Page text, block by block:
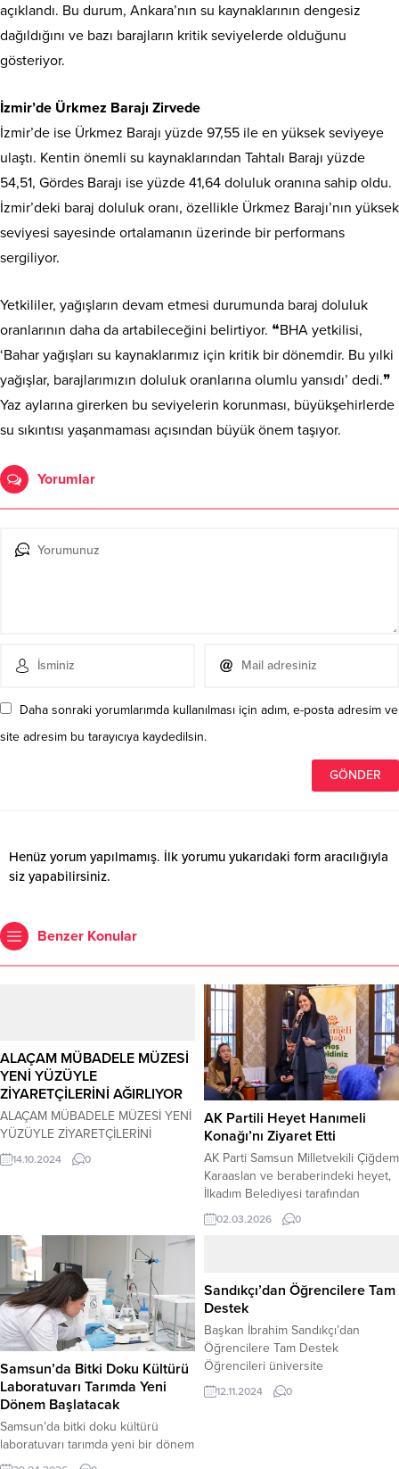
açıklandı. Bu durum, Ankara’nın su kaynaklarının dengesiz
dağıldığını ve bazı barajların kritik seviyelerde olduğunu
gösteriyor.
İzmir’de Ürkmez Barajı Zirvede
İzmir’de ise Ürkmez Barajı yüzde 97,55 ile en yüksek seviyeye
ulaştı. Kentin önemli su kaynaklarından Tahtalı Barajı yüzde
54,51, Gördes Barajı ise yüzde 41,64 doluluk oranına sahip oldu.
İzmir’deki baraj doluluk oranı, özellikle Ürkmez Barajı’nın yüksek
seviyesi sayesinde ortalamanın üzerinde bir performans
sergiliyor.
Yetkililer, yağışların devam etmesi durumunda baraj doluluk
oranlarının daha da artabileceğini belirtiyor. ❝BHA yetkilisi,
‘Bahar yağışları su kaynaklarımız için kritik bir dönemdir. Bu yılki
yağışlar, barajlarımızın doluluk oranlarına olumlu yansıdı’ dedi.❞
Yaz aylarına girerken bu seviyelerin korunması, büyükşehirlerde
su sıkıntısı yaşanmaması açısından büyük önem taşıyor.
Yorumlar
Daha sonraki yorumlarımda kullanılması için adım, e-posta adresim ve
site adresim bu tarayıcıya kaydedilsin.
Henüz yorum yapılmamış. İlk yorumu yukarıdaki form aracılığıyla
siz yapabilirsiniz.
Benzer Konular
ALAÇAM MÜBADELE MÜZESİ
YENİ YÜZÜYLE
ZİYARETÇİLERİNİ AĞIRLIYOR
ALAÇAM MÜBADELE MÜZESİ YENİ
YÜZÜYLE ZİYARETÇİLERİNİ
AĞIRLIYOR Türkiye’nin ilk tematik
mübadele müzesi olma özelliği
tamamlanmasının ardın yeniden
ziyarete açıldı. Büyükşehir Belediye
Başkanı Halit Doğan,
“Hemşehrilerimizin uzun zamandır
bu müzenin açılışını beklediğini
bilerek çalışmalarımıza hız
verdik.Kültürümüze ve tarihimize
ışık tutan müzemiz yeniden...
14.10.2024 0
AK Partili Heyet Hanımeli
Konağı’nı Ziyaret Etti
AK Parti Samsun Milletvekili Çiğdem
Karaaslan ve beraberindeki heyet,
İlkadım Belediyesi tarafından
kadınların sosyal ve mesleki
gelişimine katkı sağlamak amacıyla
ücretsiz eğitim ve hizmetler
hakkında bilgi alındı, kadınların
yapıldı. AK Parti Genel Merkez
Merkez Karar ve Yönetim Kurulu...
02.03.2026 0
Samsun’da Bitki Doku Kültürü
Laboratuvarı Tarımda Yeni
Dönem Başlatacak
Samsun’da bitki doku kültürü
laboratuvarı tarımda yeni bir dönem
başlatacak Samsun Büyükşehir
Sandıkçı’dan Öğrencilere Tam
Destek
Başkan İbrahim Sandıkçı’dan
Öğrencilere Tam Destek
Öğrencileri üniversite
incelemelerinde bulunmak üzere
İstanbul’a uğurlayan Canik Belediye
12.11.2024 0